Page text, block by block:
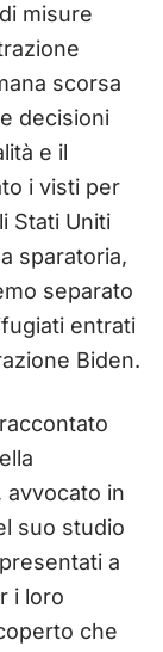
misure
scorsa
decisioni
e il
i visti per
Stati Uniti
sparatoria,
separato
entrati
Biden.
avvocato in
suo studio
a
i loro
che